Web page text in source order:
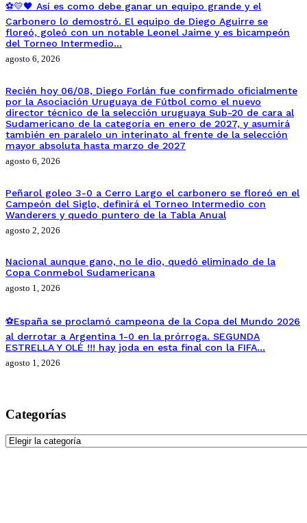
⚽💛🖤 Así es como debe ganar un equipo grande y el
Carbonero lo demostró. El equipo de Diego Aguirre se
floreó, goleó con un notable Leonel Jaime y es bicampeón
del Torneo Intermedio…
agosto 6, 2026
Recién hoy 06/08, Diego Forlán fue confirmado oficialmente
por la Asociación Uruguaya de Fútbol como el nuevo
director técnico de la selección uruguaya Sub-20 de cara al
Sudamericano de la categoría en enero de 2027, y asumirá
también en paralelo un interinato al frente de la selección
mayor absoluta hasta marzo de 2027
agosto 6, 2026
Peñarol goleo 3-0 a Cerro Largo el carbonero se floreó en el
Campeón del Siglo, definirá el Torneo Intermedio con
Wanderers y quedo puntero de la Tabla Anual
agosto 2, 2026
Nacional aunque gano, no le dio, quedó eliminado de la
Copa Conmebol Sudamericana
agosto 1, 2026
⚽España se proclamó campeona de la Copa del Mundo 2026
al derrotar a Argentina 1-0 en la prórroga. SEGUNDA
ESTRELLA Y OLÉ !!! hay joda en esta final con la FIFA…
agosto 1, 2026
Categorías
Categorías